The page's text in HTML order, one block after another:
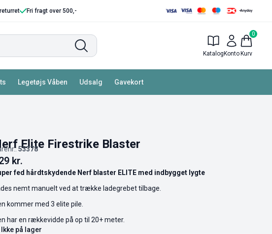
Fri fragt over 500,-
Katalog Konto
0
Kurv
Legetøjs Våben Udsalg Gavekort
Elite Firestrike Blaster
53378
kr.
fed hårdtskydende Nerf blaster ELITE med indbygget lygte
nemt manuelt ved at trække ladegrebet tilbage.
kommer med 3 elite pile.
har en rækkevidde på op til 20+ meter.
Ikke på lager